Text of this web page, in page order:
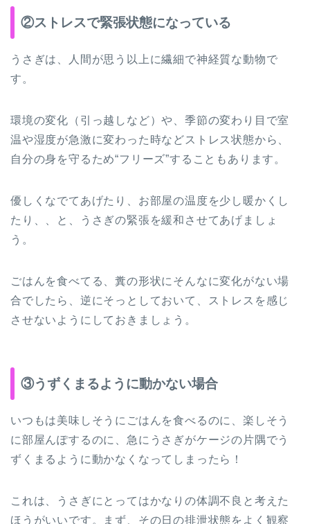
②ストレスで緊張状態になっている
うさぎは、人間が思う以上に繊細で神経質な動物で
す。
環境の変化（引っ越しなど）や、季節の変わり目で室
温や湿度が急激に変わった時などストレス状態から、
自分の身を守るため“フリーズ”することもあります。
優しくなでてあげたり、お部屋の温度を少し暖かくし
たり、、と、うさぎの緊張を緩和させてあげましょ
う。
ごはんを食べてる、糞の形状にそんなに変化がない場
合でしたら、逆にそっとしておいて、ストレスを感じ
させないようにしておきましょう。
③うずくまるように動かない場合
いつもは美味しそうにごはんを食べるのに、楽しそう
に部屋んぽするのに、急にうさぎがケージの片隅でう
ずくまるように動かなくなってしまったら！
これは、うさぎにとってはかなりの体調不良と考えた
ほうがいいです。まず、その日の排泄状態をよく観察